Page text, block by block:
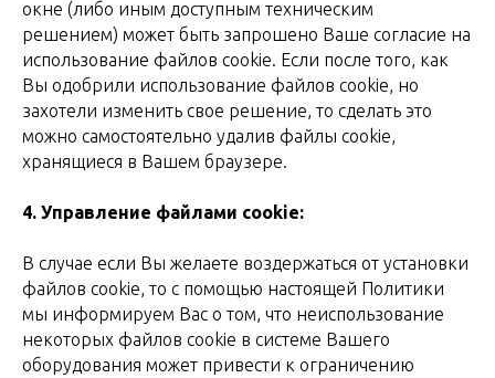
окне (либо иным доступным техническим
решением) может быть запрошено Ваше согласие на
использование файлов cookie. Если после того, как
Вы одобрили использование файлов cookie, но
захотели изменить свое решение, то сделать это
можно самостоятельно удалив файлы cookie,
хранящиеся в Вашем браузере.
4. Управление файлами cookie:
В случае если Вы желаете воздержаться от установки
файлов cookie, то с помощью настоящей Политики
мы информируем Вас о том, что неиспользование
некоторых файлов cookie в системе Вашего
оборудования может привести к ограничению